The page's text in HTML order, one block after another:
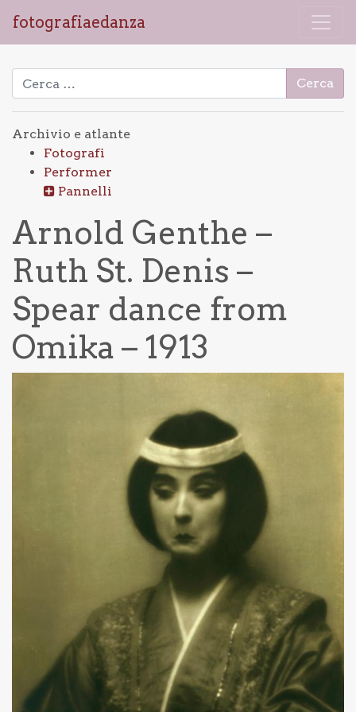
fotografiaedanza
Ricerca per:
Archivio e atlante
Fotografi
Performer
Pannelli
Arnold Genthe –
Ruth St. Denis –
Spear dance from
Omika – 1913